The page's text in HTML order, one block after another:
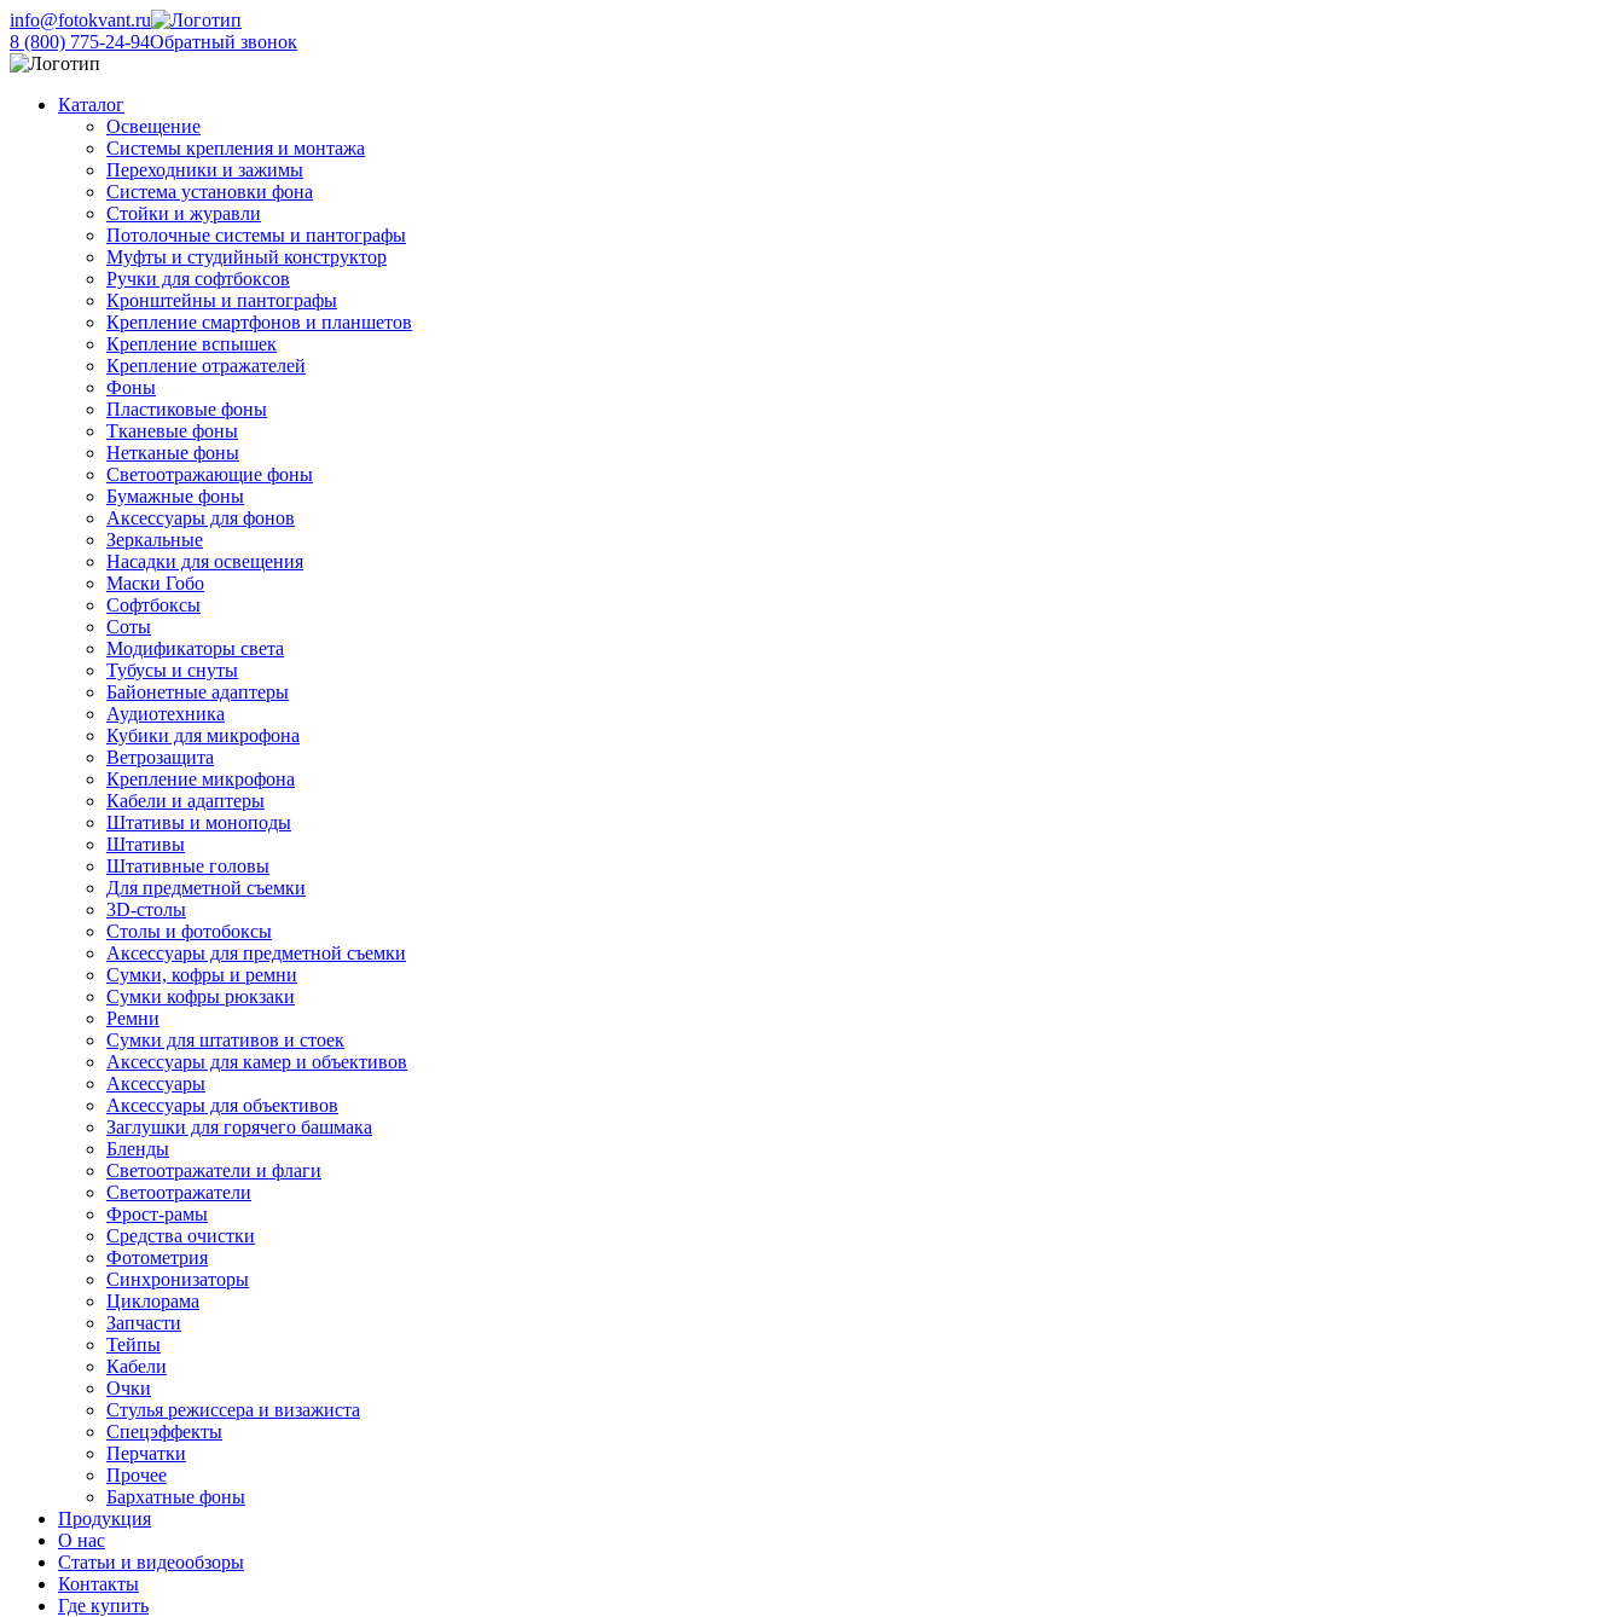
info@fotokvant.ru
8 (800) 775-24-94Обратный звонок
Каталог
Освещение
Системы крепления и монтажа
Переходники и зажимы
Система установки фона
Стойки и журавли
Потолочные системы и пантографы
Муфты и студийный конструктор
Ручки для софтбоксов
Кронштейны и пантографы
Крепление смартфонов и планшетов
Крепление вспышек
Крепление отражателей
Фоны
Пластиковые фоны
Тканевые фоны
Нетканые фоны
Светоотражающие фоны
Бумажные фоны
Аксессуары для фонов
Зеркальные
Насадки для освещения
Маски Гобо
Софтбоксы
Соты
Модификаторы света
Тубусы и снуты
Байонетные адаптеры
Аудиотехника
Кубики для микрофона
Ветрозащита
Крепление микрофона
Кабели и адаптеры
Штативы и моноподы
Штативы
Штативные головы
Для предметной съемки
3D-столы
Столы и фотобоксы
Аксессуары для предметной съемки
Сумки, кофры и ремни
Сумки кофры рюкзаки
Ремни
Сумки для штативов и стоек
Аксессуары для камер и объективов
Аксессуары
Аксессуары для объективов
Заглушки для горячего башмака
Бленды
Светоотражатели и флаги
Светоотражатели
Фрост-рамы
Средства очистки
Фотометрия
Синхронизаторы
Циклорама
Запчасти
Тейпы
Кабели
Очки
Стулья режиссера и визажиста
Спецэффекты
Перчатки
Прочее
Бархатные фоны
Продукция
О нас
Статьи и видеообзоры
Контакты
Где купить